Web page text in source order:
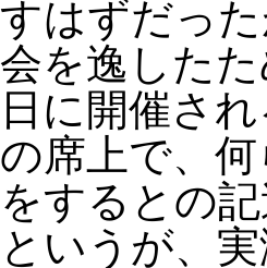
すはずだっ
会を逸した
日に開催さ
の席上で、
をするとの
というが、